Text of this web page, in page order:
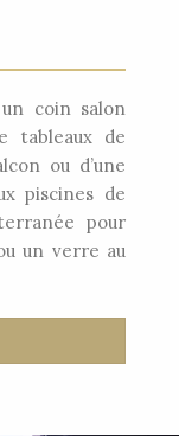
coin salon
tableaux de
ou d’une
piscines de
pour
un verre au